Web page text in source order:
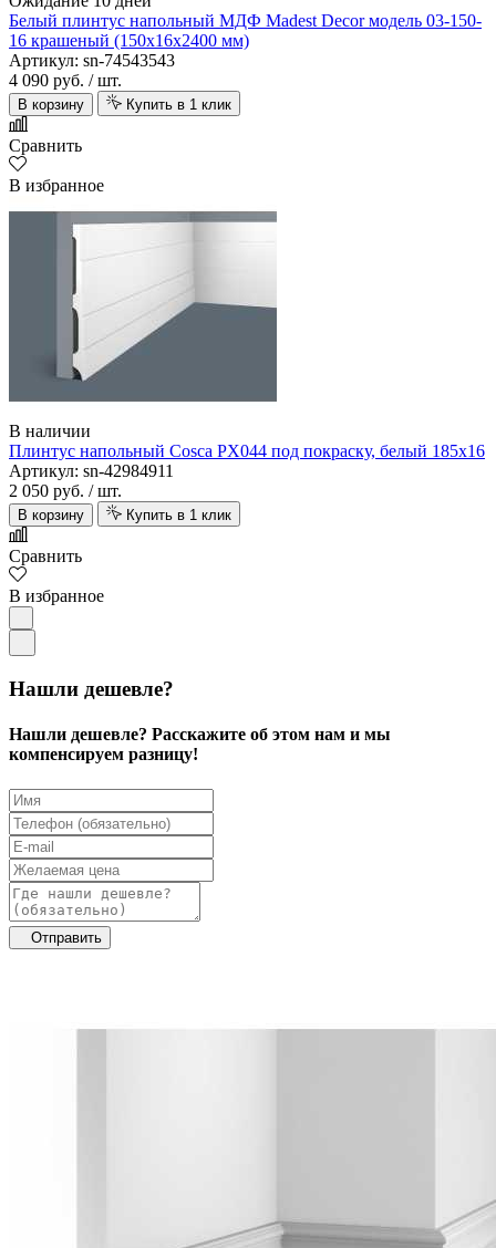
Белый плинтус напольный МДФ Madest Decor модель 03-150-
16 крашеный (150х16х2400 мм)
Артикул: sn-74543543
4 090 руб. / шт.
В корзину Купить в 1 клик
Сравнить
В избранное
В наличии
Плинтус напольный Cosca PX044 под покраску, белый 185х16
Артикул: sn-42984911
2 050 руб. / шт.
В корзину Купить в 1 клик
Сравнить
В избранное
Нашли дешевле?
Нашли дешевле? Расскажите об этом нам и мы
компенсируем разницу!
Отправить